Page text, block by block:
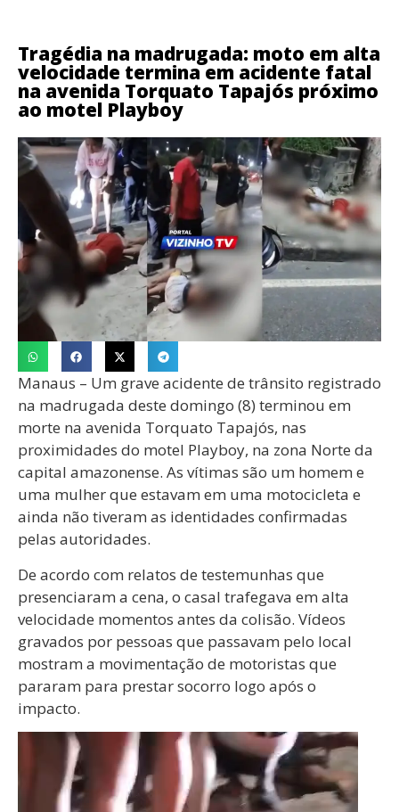
Tragédia na madrugada: moto em alta
velocidade termina em acidente fatal
na avenida Torquato Tapajós próximo
ao motel Playboy
Manaus – Um grave acidente de trânsito registrado
na madrugada deste domingo (8) terminou em
morte na avenida Torquato Tapajós, nas
proximidades do motel Playboy, na zona Norte da
capital amazonense. As vítimas são um homem e
uma mulher que estavam em uma motocicleta e
ainda não tiveram as identidades confirmadas
pelas autoridades.
De acordo com relatos de testemunhas que
presenciaram a cena, o casal trafegava em alta
velocidade momentos antes da colisão. Vídeos
gravados por pessoas que passavam pelo local
mostram a movimentação de motoristas que
pararam para prestar socorro logo após o
impacto.
Tocador
vídeo